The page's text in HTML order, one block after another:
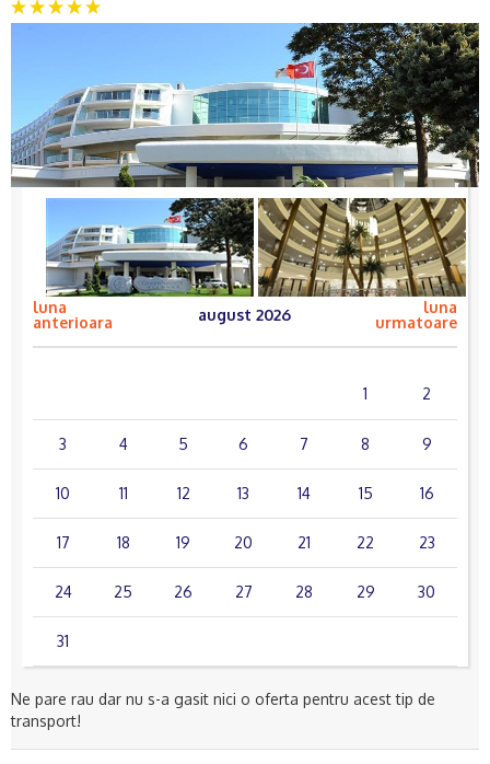
luna
anterioara
august 2026
luna
urmatoare
1
2
3 4 5 6 7 8 9
10 11 12 13 14 15 16
17 18 19 20 21 22 23
24 25 26 27 28 29 30
31
Ne pare rau dar nu s-a gasit nici o oferta pentru acest tip de
transport!